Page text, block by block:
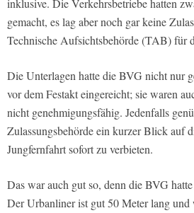
inklusive. Die Verkehrsbetriebe hatten
gemacht, es lag aber noch gar keine
Technische Aufsichtsbehörde (TAB) für
Die Unterlagen hatte die BVG nicht nur
vor dem Festakt eingereicht; sie waren
nicht genehmigungsfähig. Jedenfalls
Zulassungsbehörde ein kurzer Blick auf
Jungfernfahrt sofort zu verbieten.
Das war auch gut so, denn die BVG
Der Urbanliner ist gut 50 Meter lang